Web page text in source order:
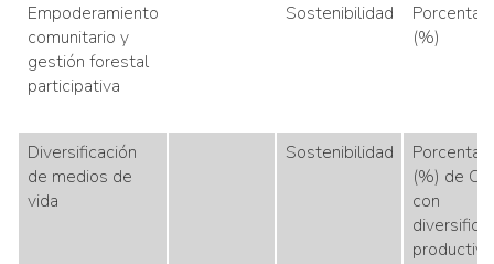
Empoderamiento
comunitario y
gestión forestal
participativa
Sostenibilidad
Porcentaje
(%)
Diversificación
de medios de
vida
Sostenibilidad
Porcentaje
(%) de
con
productiva